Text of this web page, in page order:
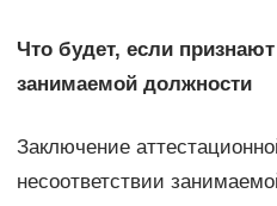
Что будет, если
занимаемой должности
Заключение
несоответствии